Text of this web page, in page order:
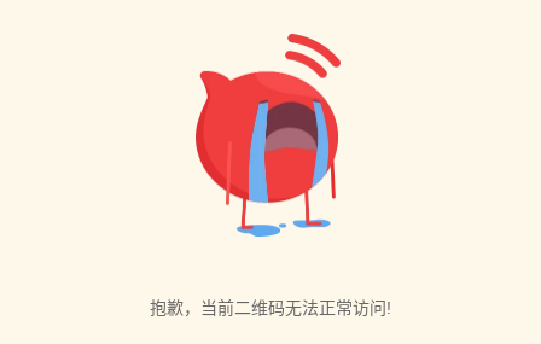
抱歉，当前二维码无法正常访问!